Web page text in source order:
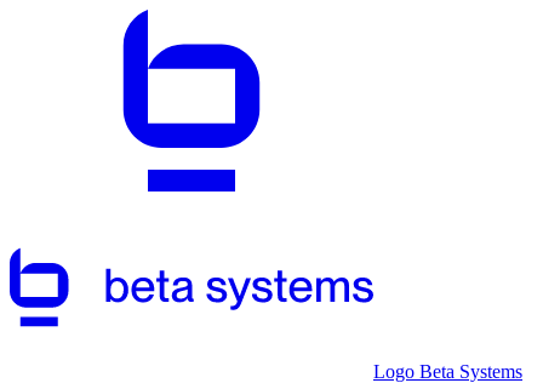
Logo Beta Systems